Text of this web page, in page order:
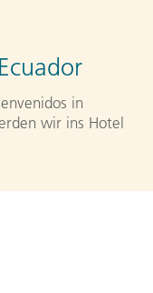
in
wir ins Hotel